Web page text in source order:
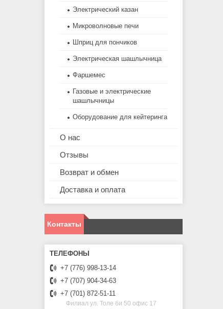
Электрический казан
Микроволновые печи
Шприц для пончиков
Электрическая шашлычница
Фаршемес
Газовые и электрические
шашлычницы
Оборудование для кейтеринга
О нас
Отзывы
Возврат и обмен
Доставка и оплата
Контакты
+7 (776) 998-13-14
+7 (707) 904-34-63
+7 (701) 872-51-11
Филиал ул. Толе би 50 офис 17